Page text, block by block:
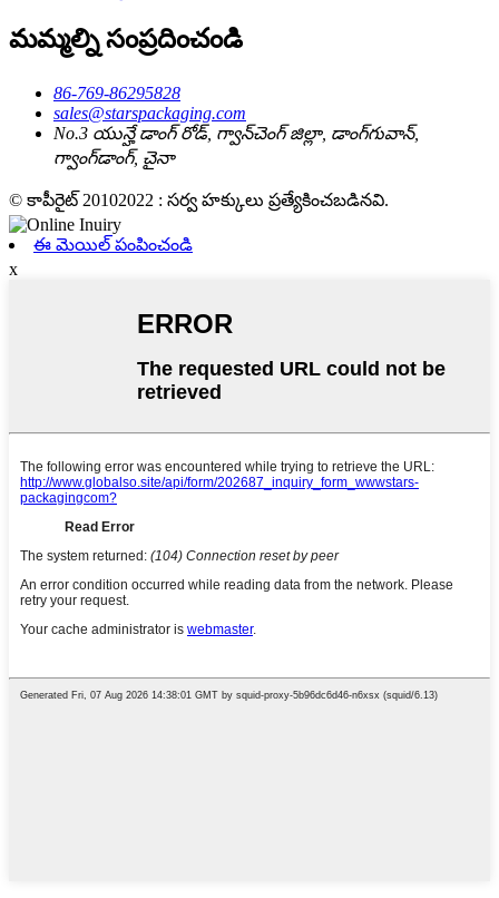
మమ్మల్ని సంప్రదించండి
86-769-86295828
sales@starspackaging.com
No.3 యున్హే డాంగ్ రోడ్, గ్వాన్‌చెంగ్ జిల్లా, డాంగ్‌గువాన్,
గ్వాంగ్‌డాంగ్, చైనా
© కాపీరైట్ 20102022 : సర్వ హక్కులు ప్రత్యేకించబడినవి.
ఈ మెయిల్ పంపించండి
x